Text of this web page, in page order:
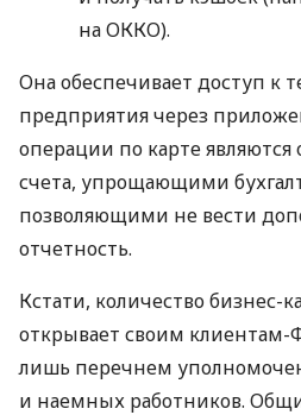
на ОККО).
Она обеспечивает доступ к
предприятия через
операции по карте
счета, упрощающими
позволяющими не вести
отчетность.
Кстати, количество бизнес-
открывает своим клиентам-
лишь перечнем
и наемных работников.